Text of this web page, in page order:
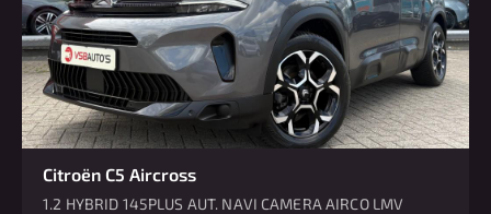
Citroën C5 Aircross
1.2 HYBRID 145PLUS AUT. NAVI CAMERA AIRCO LMV